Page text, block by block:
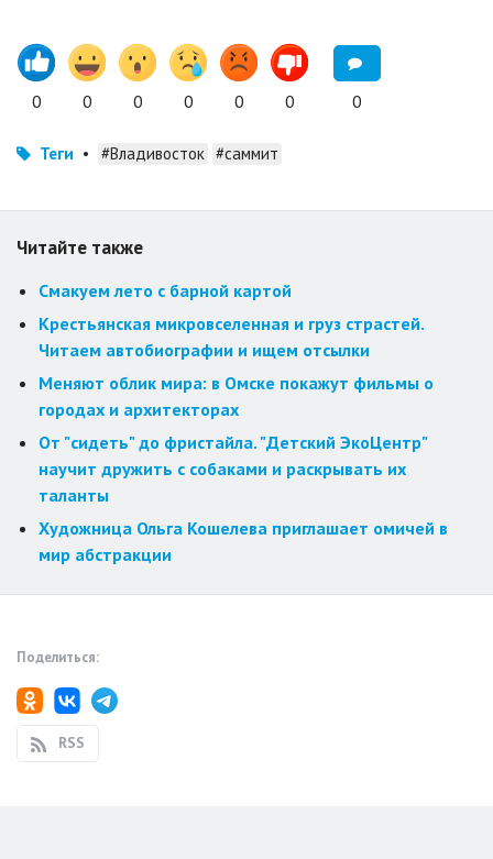
0 0 0 0 0 0 0
Теги • #Владивосток #саммит
Читайте также
Смакуем лето с барной картой
Крестьянская микровселенная и груз страстей.
Читаем автобиографии и ищем отсылки
Меняют облик мира: в Омске покажут фильмы о
городах и архитекторах
От "сидеть" до фристайла. "Детский ЭкоЦентр"
научит дружить с собаками и раскрывать их
таланты
Художница Ольга Кошелева приглашает омичей в
мир абстракции
Поделиться:
RSS